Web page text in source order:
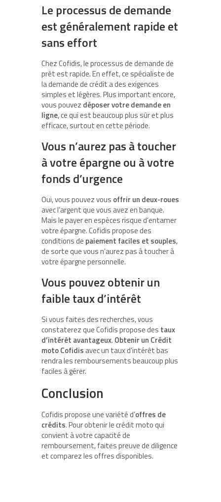
Le processus de demande
est généralement rapide et
sans effort
Chez Cofidis, le processus de demande de
prêt est rapide. En effet, ce spécialiste de
la demande de crédit a des exigences
simples et légères. Plus important encore,
vous pouvez déposer votre demande en
ligne, ce qui est beaucoup plus sûr et plus
efficace, surtout en cette période.
Vous n’aurez pas à toucher
à votre épargne ou à votre
fonds d’urgence
Oui, vous pouvez vous offrir un deux-roues
avec l’argent que vous avez en banque.
Mais le payer en espèces risque d’entamer
votre épargne. Cofidis propose des
conditions de paiement faciles et souples,
de sorte que vous n’aurez pas à toucher à
votre épargne personnelle.
Vous pouvez obtenir un
faible taux d’intérêt
Si vous faites des recherches, vous
constaterez que Cofidis propose des taux
d’intérêt avantageux. Obtenir un Crédit
moto Cofidis avec un taux d’intérêt bas
rendra les remboursements beaucoup plus
faciles à gérer.
Conclusion
Cofidis propose une variété d’offres de
crédits. Pour obtenir le crédit moto qui
convient à votre capacité de
remboursement, faites preuve de diligence
et comparez les offres disponibles.